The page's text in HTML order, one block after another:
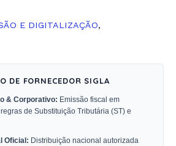
E DIGITALIZAÇÃO,
DE FORNECEDOR SIGLA
& Corporativo: Emissão fiscal em
de Substituição Tributária (ST) e
Oficial: Distribuição nacional autorizada